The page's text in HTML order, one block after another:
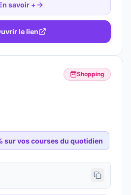
savoir +
le lien
Shopping
sur vos courses du quotidien